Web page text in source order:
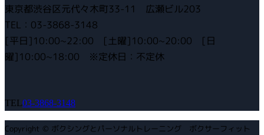
東京都渋谷区元代々木町33-11 広瀬ビル203
TEL：03-3868-3148
[平日]10:00~22:00 [土曜]10:00~20:00 [日
曜]10:00~18:00 ※定休日：不定休
TEL03-3868-3148
Copyright © ボクシングとパーソナルトレーニング ボクサーフィット